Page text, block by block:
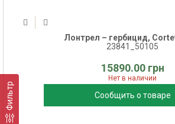
Фильтр
Лонтрел – гербицид,
23841_50105
15890.00 грн
Нет в наличии
Сообщить о товаре